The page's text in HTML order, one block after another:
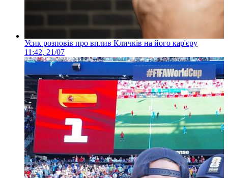
Усик розповів про вплив Кличків на його кар'єру
11:42, 21/07